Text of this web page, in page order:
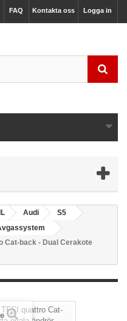
Logga in
Kontakta oss
FAQ
Audi
S5
Cat-back - Dual Cerakote